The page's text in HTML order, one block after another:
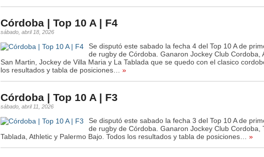
Córdoba | Top 10 A | F4
sábado, abril 18, 2026
Se disputó este sabado la fecha 4 del Top 10 A de
de rugby de Córdoba. Ganaron Jockey Club Cordoba,
San Martin, Jockey de Villa Maria y La Tablada que se quedo con el clasico
los resultados y tabla de posiciones…
»
Córdoba | Top 10 A | F3
sábado, abril 11, 2026
Se disputó este sabado la fecha 3 del Top 10 A de
de rugby de Córdoba. Ganaron Jockey Club Cordoba,
Tablada, Athletic y Palermo Bajo. Todos los resultados y tabla de posiciones…
»